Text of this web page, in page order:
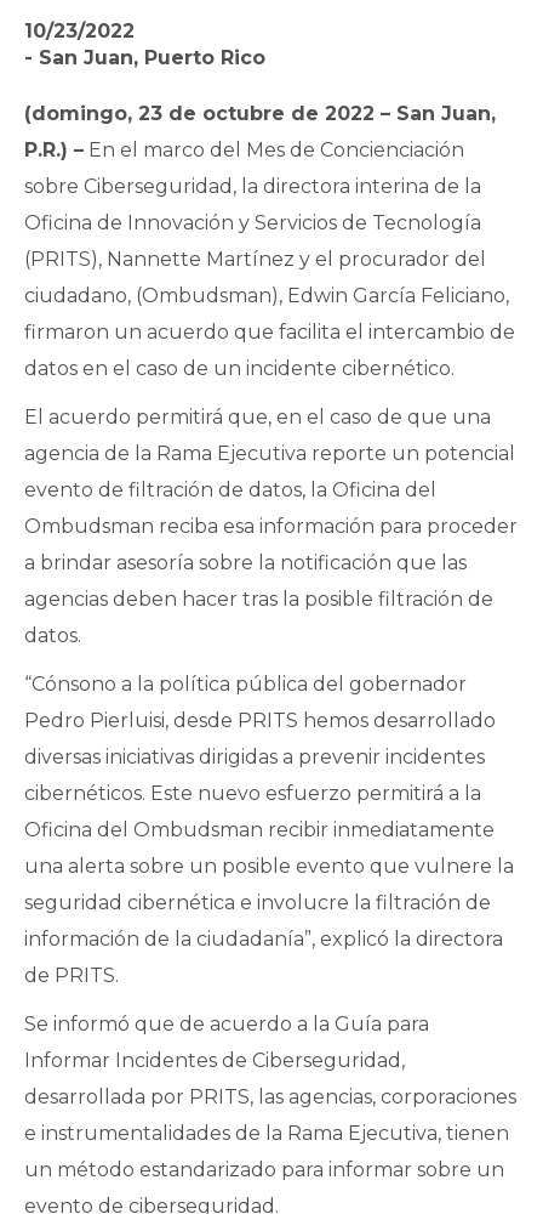
10/23/2022
- San Juan, Puerto Rico
(domingo, 23 de octubre de 2022 – San Juan,
P.R.) – En el marco del Mes de Concienciación
sobre Ciberseguridad, la directora interina de la
Oficina de Innovación y Servicios de Tecnología
(PRITS), Nannette Martínez y el procurador del
ciudadano, (Ombudsman), Edwin García Feliciano,
firmaron un acuerdo que facilita el intercambio de
datos en el caso de un incidente cibernético.
El acuerdo permitirá que, en el caso de que una
agencia de la Rama Ejecutiva reporte un potencial
evento de filtración de datos, la Oficina del
Ombudsman reciba esa información para proceder
a brindar asesoría sobre la notificación que las
agencias deben hacer tras la posible filtración de
datos.
“Cónsono a la política pública del gobernador
Pedro Pierluisi, desde PRITS hemos desarrollado
diversas iniciativas dirigidas a prevenir incidentes
cibernéticos. Este nuevo esfuerzo permitirá a la
Oficina del Ombudsman recibir inmediatamente
una alerta sobre un posible evento que vulnere la
seguridad cibernética e involucre la filtración de
información de la ciudadanía”, explicó la directora
de PRITS.
Se informó que de acuerdo a la Guía para
Informar Incidentes de Ciberseguridad,
desarrollada por PRITS, las agencias, corporaciones
e instrumentalidades de la Rama Ejecutiva, tienen
un método estandarizado para informar sobre un
evento de ciberseguridad.